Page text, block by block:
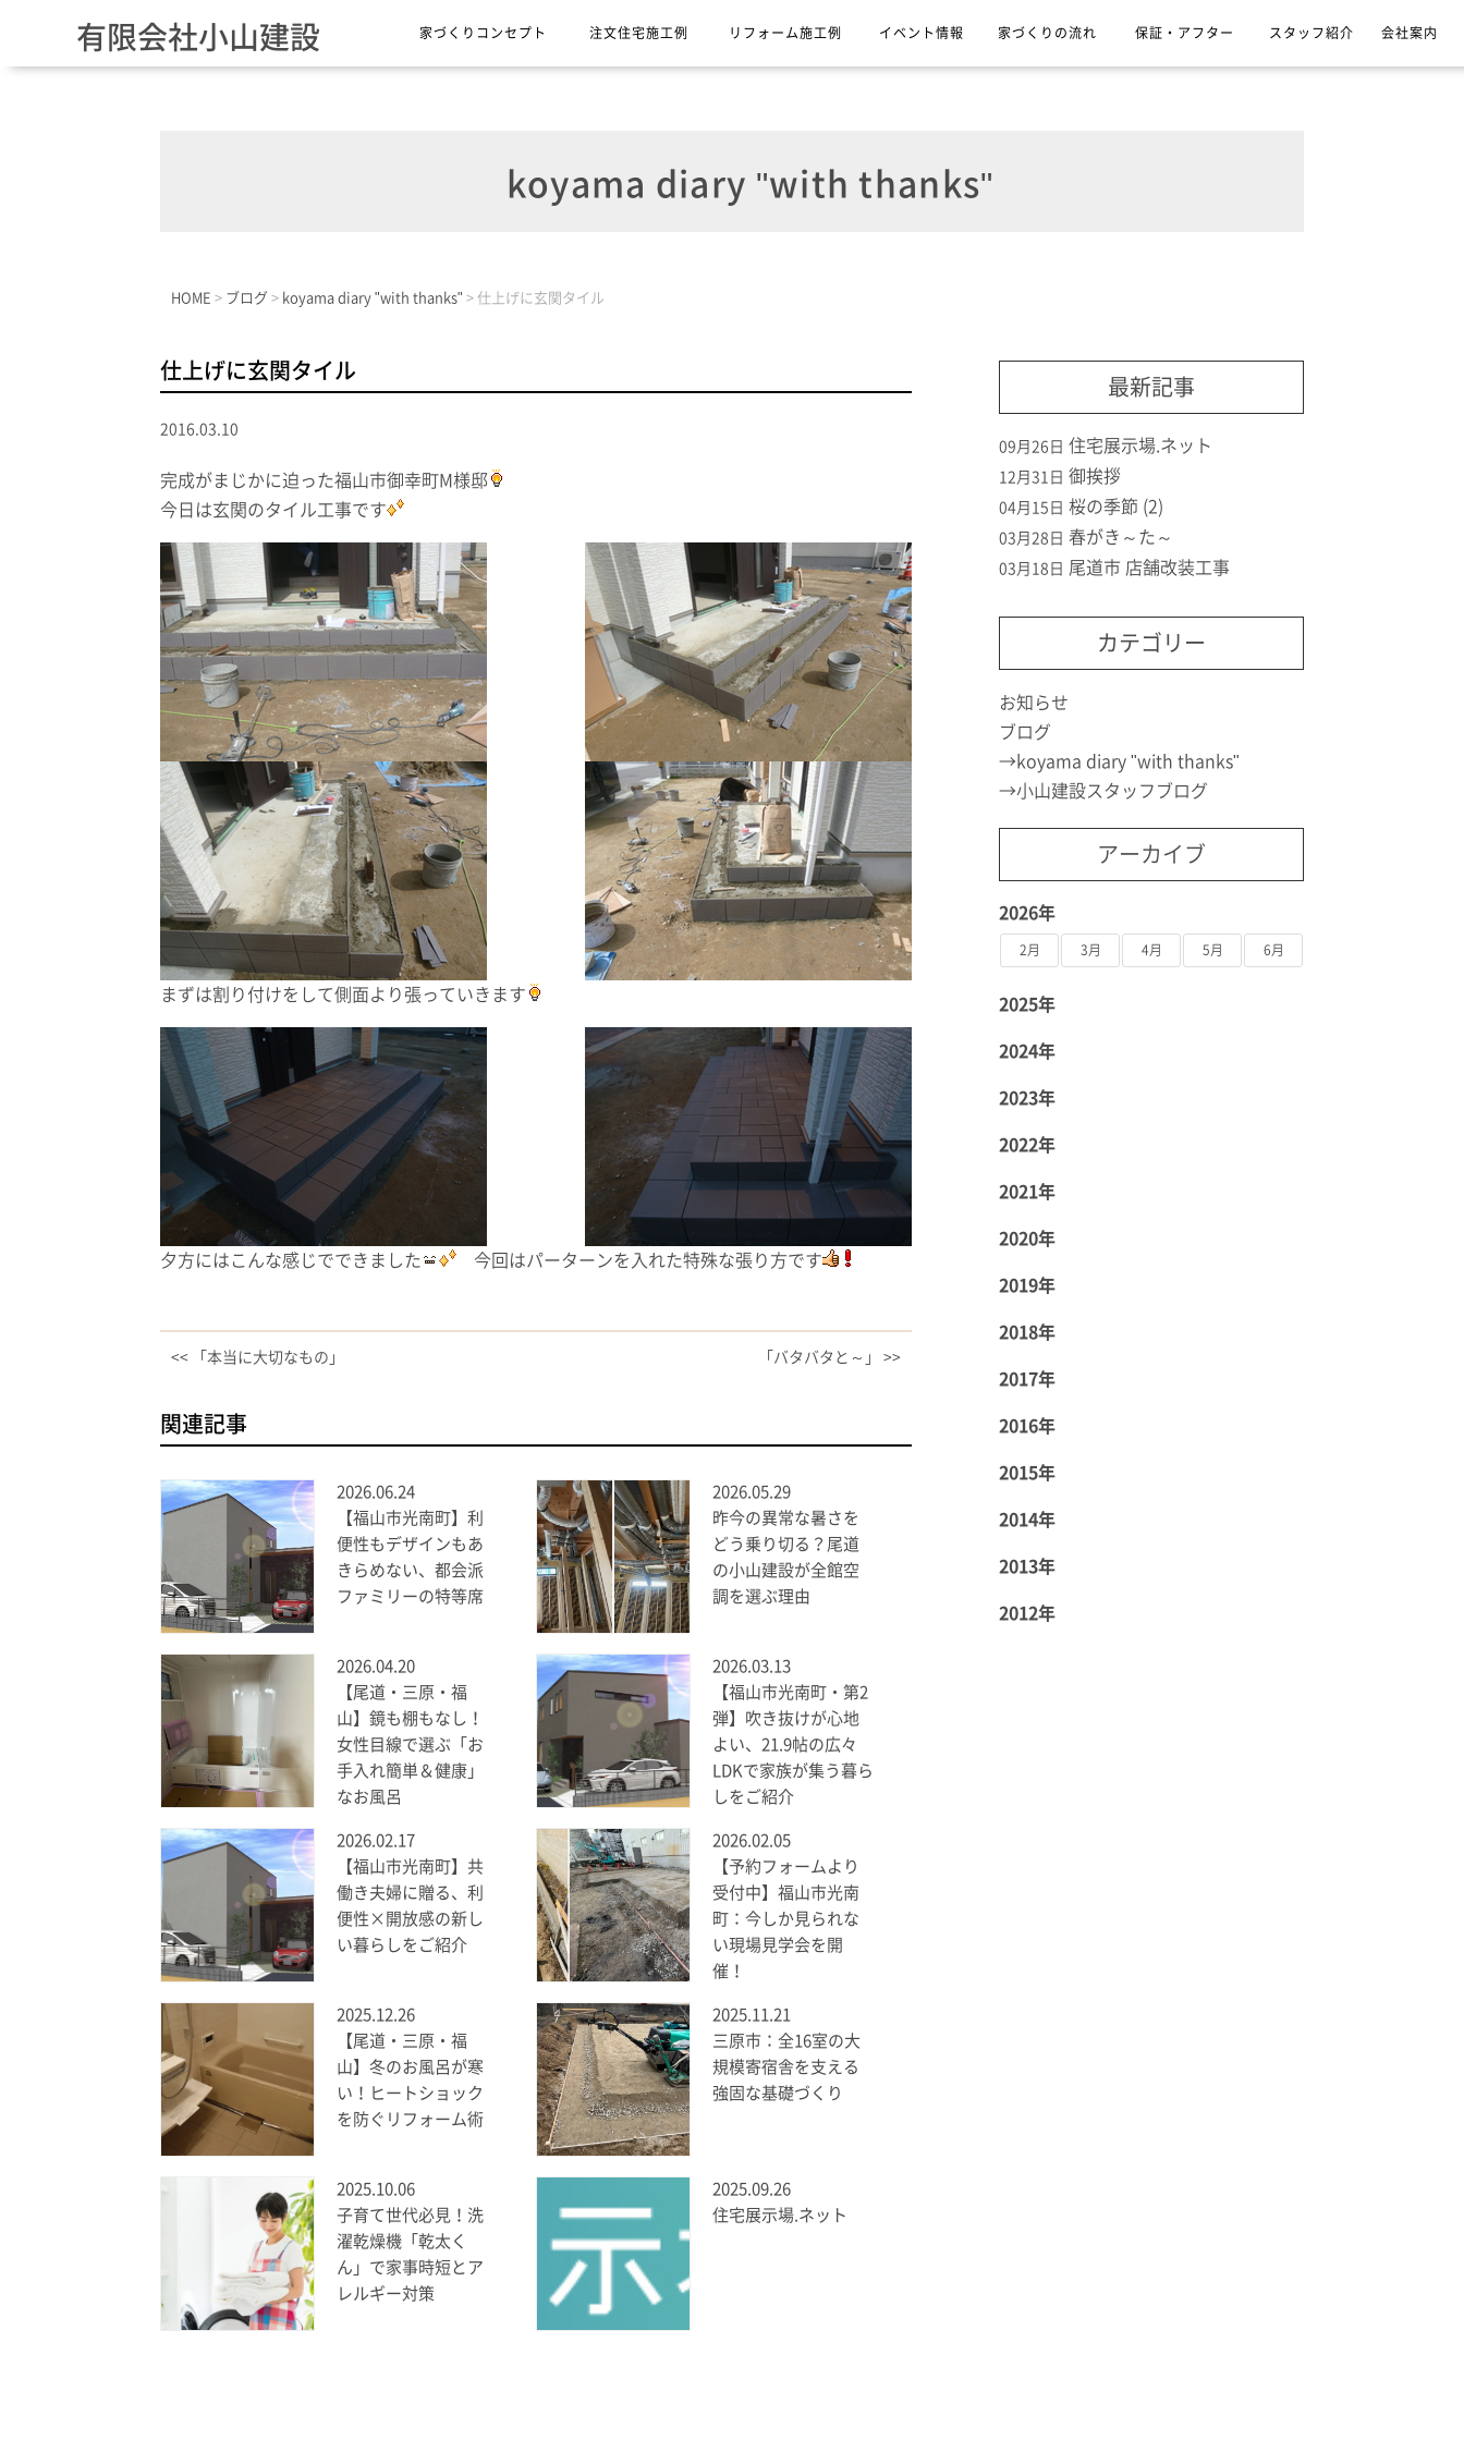
有限会社小山建設 家づくりコンセプト 注文住宅施工例 リフォーム施工例 イベント情報 家づくりの流れ 保証・アフター スタッフ紹介 会社案内
koyama diary "with thanks"
HOME > ブログ > koyama diary "with thanks" > 仕上げに玄関タイル
仕上げに玄関タイル
2016.03.10
完成がまじかに迫った福山市御幸町M様邸
今日は玄関のタイル工事です
まずは割り付けをして側面より張っていきます
夕方にはこんな感じでできました 今回はパーターンを入れた特殊な張り方です
<< 「本当に大切なもの」 「バタバタと～」 >>
関連記事
2026.06.24
【福山市光南町】利
便性もデザインもあ
きらめない、都会派
ファミリーの特等席
2026.05.29
昨今の異常な暑さを
どう乗り切る？尾道
の小山建設が全館空
調を選ぶ理由
2026.04.20
【尾道・三原・福
山】鏡も棚もなし！
女性目線で選ぶ「お
手入れ簡単＆健康」
なお風呂
2026.03.13
【福山市光南町・第2
弾】吹き抜けが心地
よい、21.9帖の広々
LDKで家族が集う暮ら
しをご紹介
2026.02.17
【福山市光南町】共
働き夫婦に贈る、利
便性×開放感の新し
い暮らしをご紹介
2026.02.05
【予約フォームより
受付中】福山市光南
町：今しか見られな
い現場見学会を開
催！
2025.12.26
【尾道・三原・福
山】冬のお風呂が寒
い！ヒートショック
を防ぐリフォーム術
2025.11.21
三原市：全16室の大
規模寄宿舎を支える
強固な基礎づくり
2025.10.06
子育て世代必見！洗
濯乾燥機「乾太く
ん」で家事時短とア
レルギー対策
2025.09.26
住宅展示場.ネット
最新記事
09月26日 住宅展示場.ネット
12月31日 御挨拶
04月15日 桜の季節 (2)
03月28日 春がき～た～
03月18日 尾道市 店舗改装工事
カテゴリー
お知らせ
ブログ
koyama diary "with thanks"
小山建設スタッフブログ
アーカイブ
2026年
2月 3月 4月 5月 6月
2025年
2024年
2023年
2022年
2021年
2020年
2019年
2018年
2017年
2016年
2015年
2014年
2013年
2012年